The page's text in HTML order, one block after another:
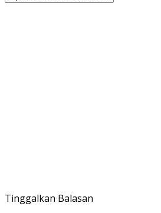
Tinggalkan Balasan